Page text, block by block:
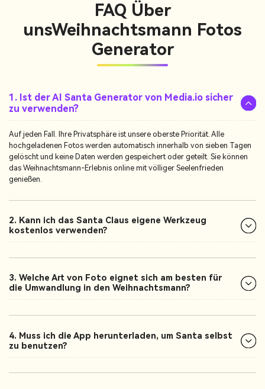
FAQ Über
unsWeihnachtsmann Fotos
Generator
1. Ist der AI Santa Generator von Media.io sicher
zu verwenden?
Auf jeden Fall. Ihre Privatsphäre ist unsere oberste Priorität. Alle
hochgeladenen Fotos werden automatisch innerhalb von sieben Tagen
gelöscht und keine Daten werden gespeichert oder geteilt. Sie können
das Weihnachtsmann-Erlebnis online mit völliger Seelenfrieden
genießen.
2. Kann ich das Santa Claus eigene Werkzeug
kostenlos verwenden?
3. Welche Art von Foto eignet sich am besten für
die Umwandlung in den Weihnachtsmann?
4. Muss ich die App herunterladen, um Santa selbst
zu benutzen?